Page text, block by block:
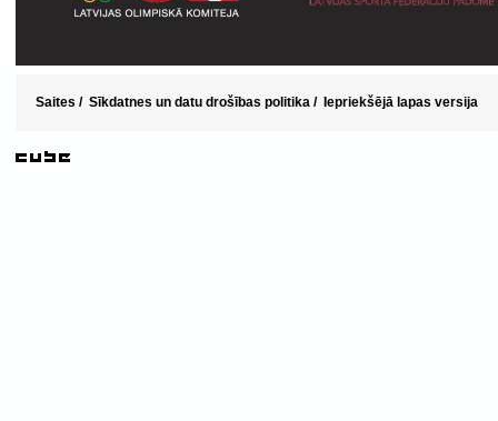
Saites / Sīkdatnes un datu drošības politika / Iepriekšējā lapas versija